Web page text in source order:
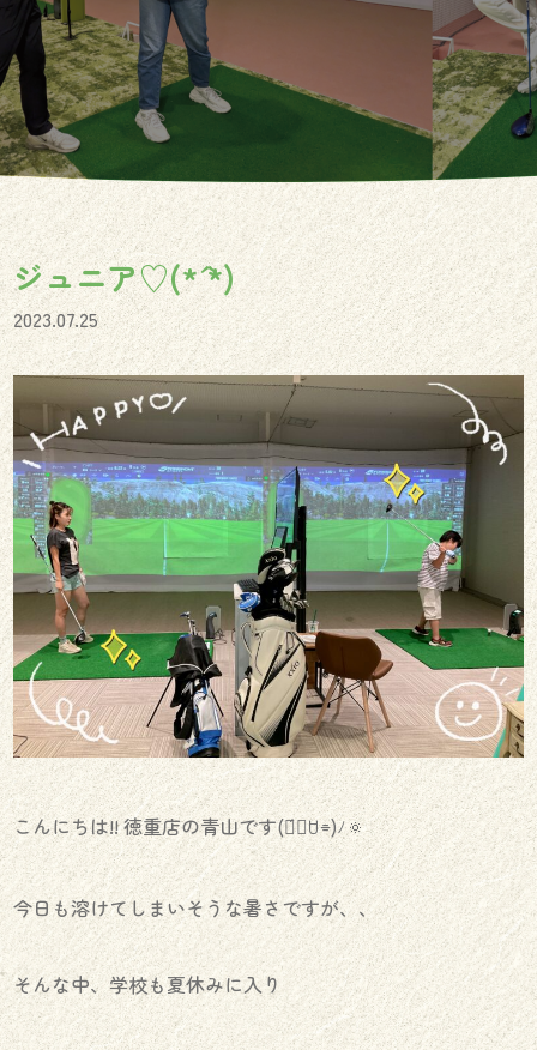
ジュニア♡(*´ `*)
2023.07.25
こんにちは!! 徳重店の青山です(๑́⌯ꇴ⌯)ﾉ🔅
今日も溶けてしまいそうな暑さですが、、
そんな中、学校も夏休みに入り